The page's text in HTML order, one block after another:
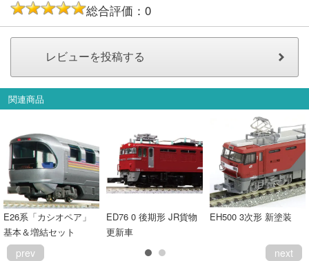
総合評価：0
関連商品
E26系「カシオペア」
基本＆増結セット
ED76 0 後期形 JR貨物
更新車
EH500 3次形 新塗装
prev next